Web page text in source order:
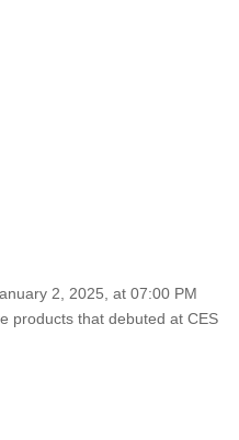
2, 2025, at 07:00 PM
products that debuted at CES